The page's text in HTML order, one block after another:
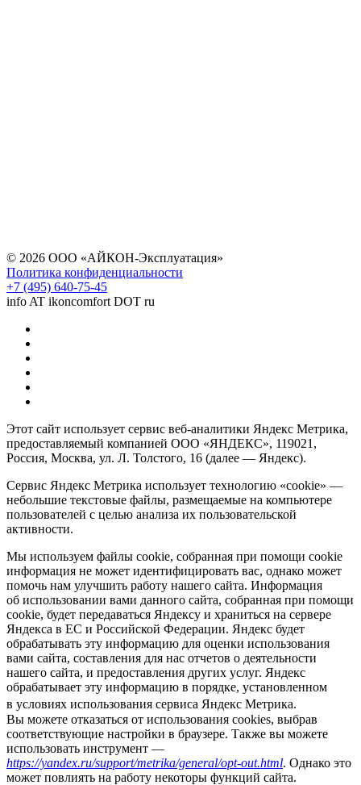
© 2026 ООО «АЙКОН-Эксплуатация»
Политика конфиденциальности
+7 (495) 640-75-45
info AT ikoncomfort DOT ru
Этот сайт использует сервис веб-аналитики Яндекс Метрика,
предоставляемый компанией ООО «ЯНДЕКС», 119021,
Россия, Москва, ул. Л. Толстого, 16 (далее — Яндекс).
Сервис Яндекс Метрика использует технологию «cookie» —
небольшие текстовые файлы, размещаемые на компьютере
пользователей с целью анализа их пользовательской
активности.
Мы используем файлы cookie, собранная при помощи cookie
информация не может идентифицировать вас, однако может
помочь нам улучшить работу нашего сайта. Информация
об использовании вами данного сайта, собранная при помощи
cookie, будет передаваться Яндексу и храниться на сервере
Яндекса в ЕС и Российской Федерации. Яндекс будет
обрабатывать эту информацию для оценки использования
вами сайта, составления для нас отчетов о деятельности
нашего сайта, и предоставления других услуг. Яндекс
обрабатывает эту информацию в порядке, установленном
в условиях использования сервиса Яндекс Метрика.
Вы можете отказаться от использования cookies, выбрав
соответствующие настройки в браузере. Также вы можете
использовать инструмент —
https://yandex.ru/support/metrika/general/opt-out.html. Однако это
может повлиять на работу некоторы функций сайта.